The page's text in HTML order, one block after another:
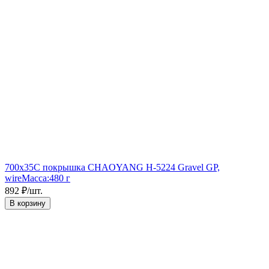
700x35C покрышка CHAOYANG H-5224 Gravel GP,
wireМасса:480 г
892 ₽/шт.
В корзину